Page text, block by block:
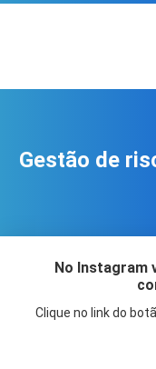
Gestão de
No Instagram
Clique no link do